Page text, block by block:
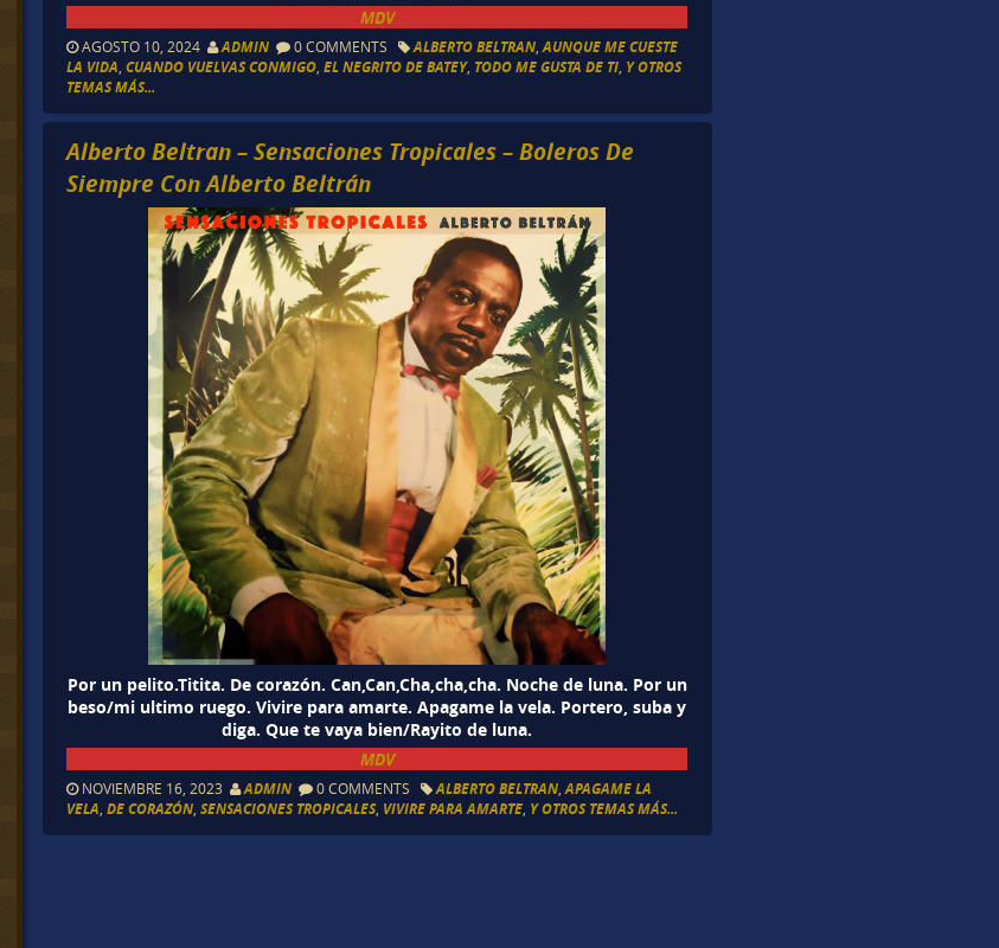
MDV
AGOSTO 10, 2024 ADMIN 0 COMMENTS ALBERTO BELTRAN ,AUNQUE ME CUESTE
LA VIDA ,CUANDO VUELVAS CONMIGO ,EL NEGRITO DE BATEY, TODO ME GUSTA DE TI Y OTROS
TEMAS MÁS...
Alberto Beltran – Sensaciones Tropicales – Boleros De
Siempre Con Alberto Beltrán
Por un pelito.Titita. De corazón. Can,Can,Cha,cha,cha. Noche de luna. Por un
beso/mi ultimo ruego. Vivire para amarte. Apagame la vela. Portero, suba y
diga. Que te vaya bien/Rayito de luna.
MDV
NOVIEMBRE 16, 2023 ADMIN 0 COMMENTS ALBERTO BELTRAN,APAGAME LA
VELA,DE CORAZÓN,SENSACIONES TROPICALES, VIVIRE PARA AMARTE, Y OTROS TEMAS MÁS...